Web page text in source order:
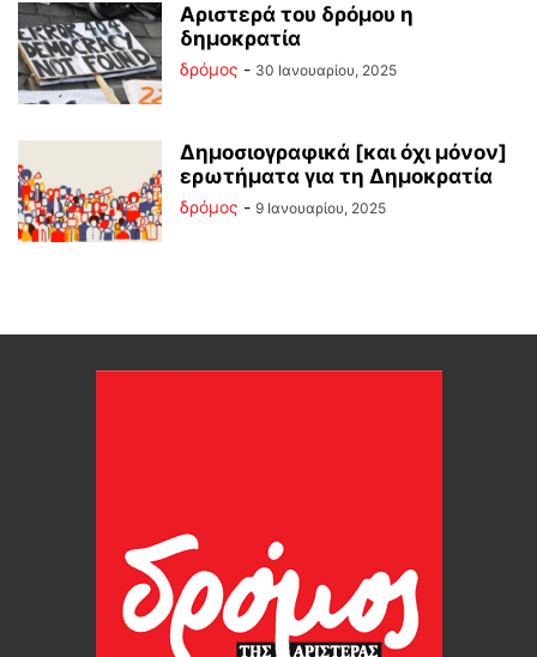
Αριστερά του δρόμου η
δημοκρατία
δρόμος - 30 Ιανουαρίου, 2025
Δημοσιογραφικά [και όχι μόνον]
ερωτήματα για τη Δημοκρατία
δρόμος - 9 Ιανουαρίου, 2025